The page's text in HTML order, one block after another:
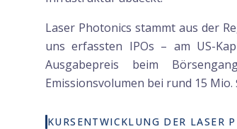
Laser Photonics stammt aus der
uns erfassten IPOs – am US-
Ausgabepreis beim
Emissionsvolumen bei rund 15 Mio.
KURSENTWICKLUNG DER LASER